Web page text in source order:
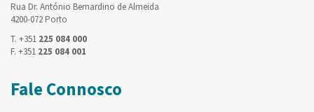
Rua Dr. António Bernardino de Almeida
4200-072 Porto
T. +351 225 084 000
F. +351 225 084 001
Fale Connosco